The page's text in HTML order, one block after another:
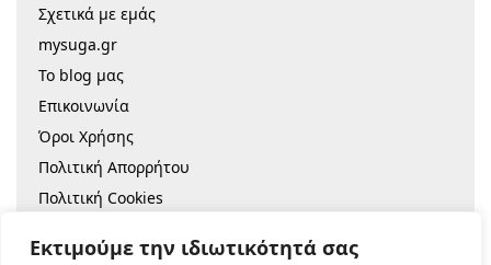
Εκτιμούμε την ιδιωτικότητά σας
Σχετικά με εμάς
mysuga.gr
Το blog μας
Επικοινωνία
Όροι Χρήσης
Πολιτική Απορρήτου
Πολιτική Cookies